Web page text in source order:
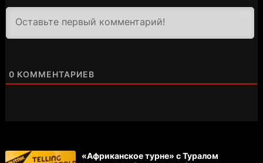
0 КОММЕНТАРИЕВ
«Африканское турне» с Туралом